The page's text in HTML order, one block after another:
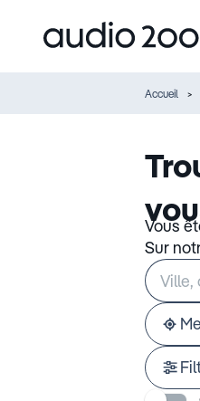
Accueil
Vous
Sur
Veuillez
une
adresse